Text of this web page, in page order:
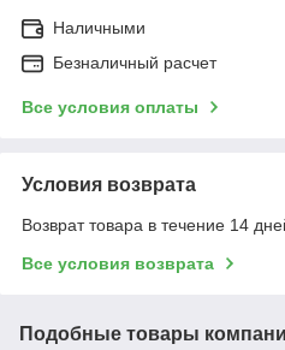
Наличными
Безналичный расчет
Все условия оплаты
Условия возврата
Возврат товара в течение 14
Все условия возврата
Подобные товары